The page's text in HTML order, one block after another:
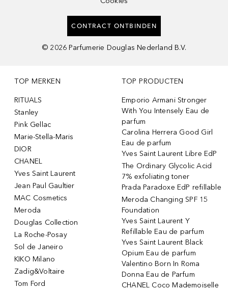
CONTRACT ONTBINDEN
© 2026 Parfumerie Douglas Nederland B.V.
TOP MERKEN
RITUALS
Stanley
Pink Gellac
Marie-Stella-Maris
DIOR
CHANEL
Yves Saint Laurent
Jean Paul Gaultier
MAC Cosmetics
Meroda
Douglas Collection
La Roche-Posay
Sol de Janeiro
KIKO Milano
Zadig&Voltaire
Tom Ford
TOP PRODUCTEN
Emporio Armani Stronger
With You Intensely Eau de
parfum
Carolina Herrera Good Girl
Eau de parfum
Yves Saint Laurent Libre EdP
The Ordinary Glycolic Acid
7% exfoliating toner
Prada Paradoxe EdP refillable
Meroda Changing SPF 15
Foundation
Yves Saint Laurent Y
Refillable Eau de parfum
Yves Saint Laurent Black
Opium Eau de parfum
Valentino Born In Roma
Donna Eau de Parfum
CHANEL Coco Mademoiselle